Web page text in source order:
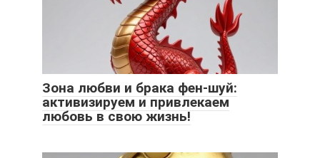
Зона любви и брака фен-шуй:
активизируем и привлекаем
любовь в свою жизнь!